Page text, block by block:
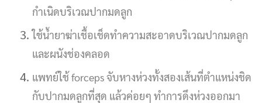
กำเนิดบริเวณปากมดลูก
ใช้น้ำยาฆ่าเชื้อเช็ดทำความสะอาดบริเวณปากมดลูก
และผนังช่องคลอด
แพทย์ใช้ forceps จับหางห่วงทั้งสองเส้นที่ตำแหน่งชิด
กับปากมดลูกที่สุด แล้วค่อยๆ ทำการดึงห่วงออกมา